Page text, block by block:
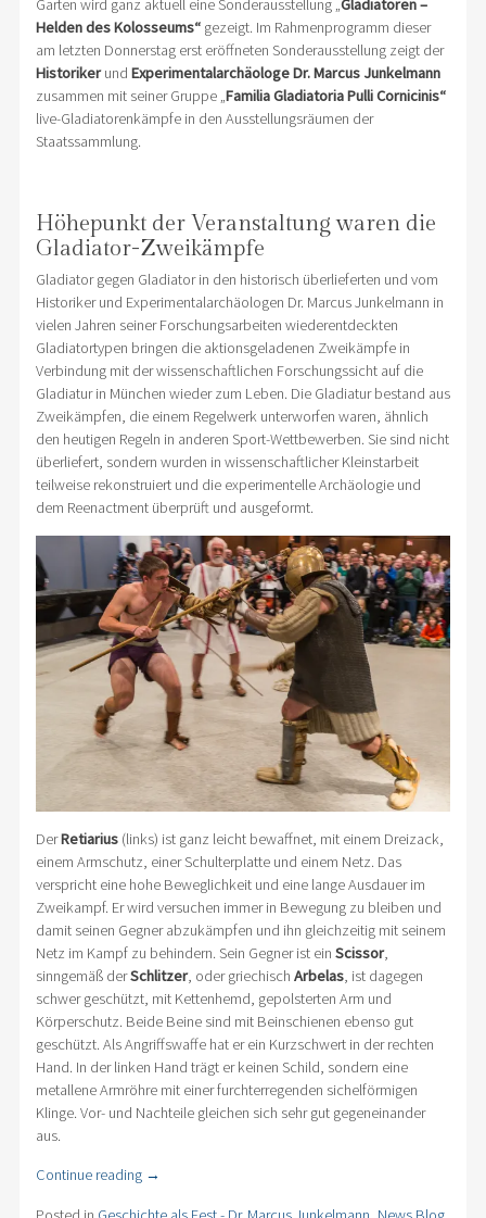
Garten wird ganz aktuell eine Sonderausstellung „Gladiatoren –
Helden des Kolosseums“ gezeigt. Im Rahmenprogramm dieser
am letzten Donnerstag erst eröffneten Sonderausstellung zeigt der
Historikerund ExperimentalarchäologeDr. Marcus Junkelmann
zusammen mit seiner Gruppe „Familia Gladiatoria Pulli Cornicinis“
live-Gladiatorenkämpfe in den Ausstellungsräumen der
Staatssammlung.
Höhepunkt der Veranstaltung waren die
Gladiator-Zweikämpfe
Gladiator gegen Gladiator in den historisch überlieferten und vom
Historiker und Experimentalarchäologen Dr. Marcus Junkelmann in
vielen Jahren seiner Forschungsarbeiten wiederentdeckten
Gladiatortypen bringen die aktionsgeladenen Zweikämpfe in
Verbindung mit der wissenschaftlichen Forschungssicht auf die
Gladiatur in München wieder zum Leben. Die Gladiatur bestand aus
Zweikämpfen, die einem Regelwerk unterworfen waren, ähnlich
den heutigen Regeln in anderen Sport-Wettbewerben. Sie sind nicht
überliefert, sondern wurden in wissenschaftlicher Kleinstarbeit
teilweise rekonstruiert und die experimentelle Archäologie und
dem Reenactment überprüft und ausgeformt.
DerRetiarius(links) ist ganz leicht bewaffnet, mit einem Dreizack,
einem Armschutz, einer Schulterplatte und einem Netz. Das
verspricht eine hohe Beweglichkeit und eine lange Ausdauer im
Zweikampf. Er wird versuchen immer in Bewegung zu bleiben und
damit seinen Gegner abzukämpfen und ihn gleichzeitig mit seinem
Netz im Kampf zu behindern. Sein Gegner ist ein Scissor,
sinngemäß derSchlitzer, oder griechisch Arbelas, ist dagegen
schwer geschützt, mit Kettenhemd, gepolsterten Arm und
Körperschutz. Beide Beine sind mit Beinschienen ebenso gut
geschützt. Als Angriffswaffe hat er ein Kurzschwert in der rechten
Hand. In der linken Hand trägt er keinen Schild, sondern eine
metallene Armröhre mit einer furchterregenden sichelförmigen
Klinge. Vor- und Nachteile gleichen sich sehr gut gegeneinander
aus.
Continue reading →